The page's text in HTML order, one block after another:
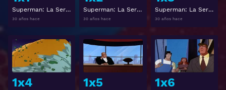
Superman: La Serie Animada 1x1
30 años hace
Superman: La Serie Animada 1x2
30 años hace
Superman: La Serie Animada 1x3
30 años hace
1x4
Ver
1x5
Ver
1x6